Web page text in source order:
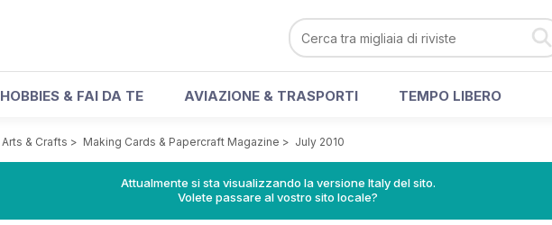
HOBBIES & FAI DA TE AVIAZIONE & TRASPORTI TEMPO LIBERO
Arts & Crafts > Making Cards & Papercraft Magazine > July 2010
Attualmente si sta visualizzando la versione Italy del sito.
Volete passare al vostro sito locale?